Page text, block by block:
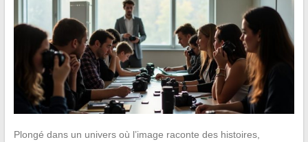
Plongé dans un univers où l’image raconte des histoires,